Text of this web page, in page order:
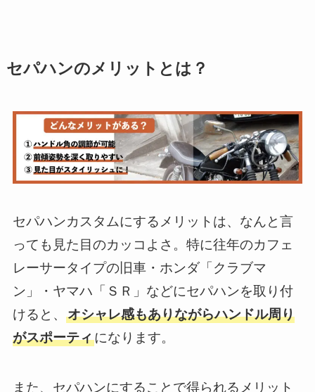
セパハンのメリットとは？
セパハンカスタムにするメリットは、なんと言
っても見た目のカッコよさ。特に往年のカフェ
レーサータイプの旧車・ホンダ「クラブマ
ン」・ヤマハ「ＳＲ」などにセパハンを取り付
けると、 オシャレ感もありながらハンドル周り
がスポーティになります。
また、セパハンにすることで得られるメリット